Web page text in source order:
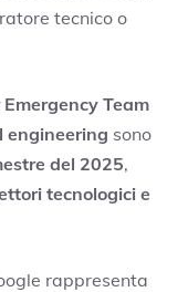
tecnico o
Emergency Team
engineering sono
del 2025,
tecnologici e
rappresenta